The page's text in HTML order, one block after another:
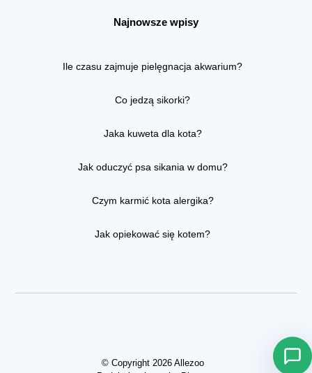
Najnowsze wpisy
Ile czasu zajmuje pielęgnacja akwarium?
Co jedzą sikorki?
Jaka kuweta dla kota?
Jak oduczyć psa sikania w domu?
Czym karmić kota alergika?
Jak opiekować się kotem?
© Copyright 2026 Allezoo